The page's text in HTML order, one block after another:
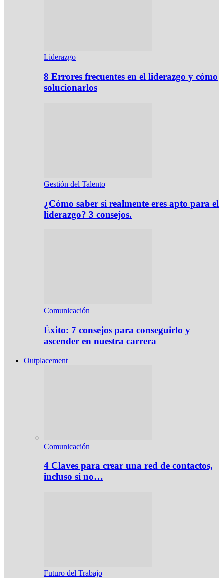
Liderazgo
8 Errores frecuentes en el liderazgo y cómo
solucionarlos
Gestión del Talento
¿Cómo saber si realmente eres apto para el
liderazgo? 3 consejos.
Comunicación
Éxito: 7 consejos para conseguirlo y
ascender en nuestra carrera
Outplacement
Comunicación
4 Claves para crear una red de contactos,
incluso si no…
Futuro del Trabajo